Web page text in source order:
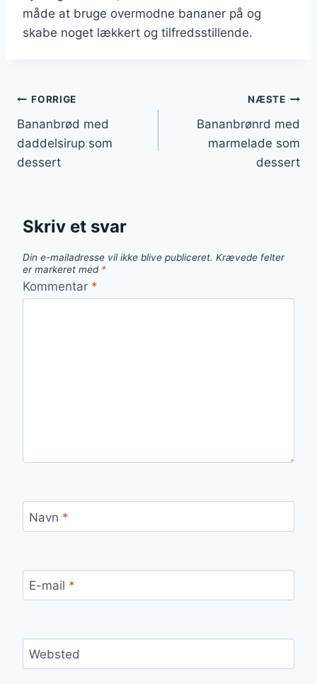
måde at bruge overmodne bananer på og
skabe noget lækkert og tilfredsstillende.
Indlægsnavigation
FORRIGE
Bananbrød med
daddelsirup som
dessert
NÆSTE
Bananbrønrd med
marmelade som
dessert
Skriv et svar
Din e-mailadresse vil ikke blive publiceret. Krævede felter
er markeret med *
Kommentar *
Navn *
E-mail *
Websted